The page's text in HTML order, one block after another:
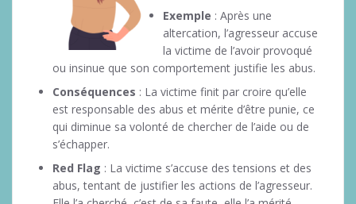
Exemple : Après une
altercation, l’agresseur accuse
la victime de l’avoir provoqué
ou insinue que son comportement justifie les abus.
Conséquences : La victime finit par croire qu’elle
est responsable des abus et mérite d’être punie, ce
qui diminue sa volonté de chercher de l’aide ou de
s’échapper.
Red Flag : La victime s’accuse des tensions et des
abus, tentant de justifier les actions de l’agresseur.